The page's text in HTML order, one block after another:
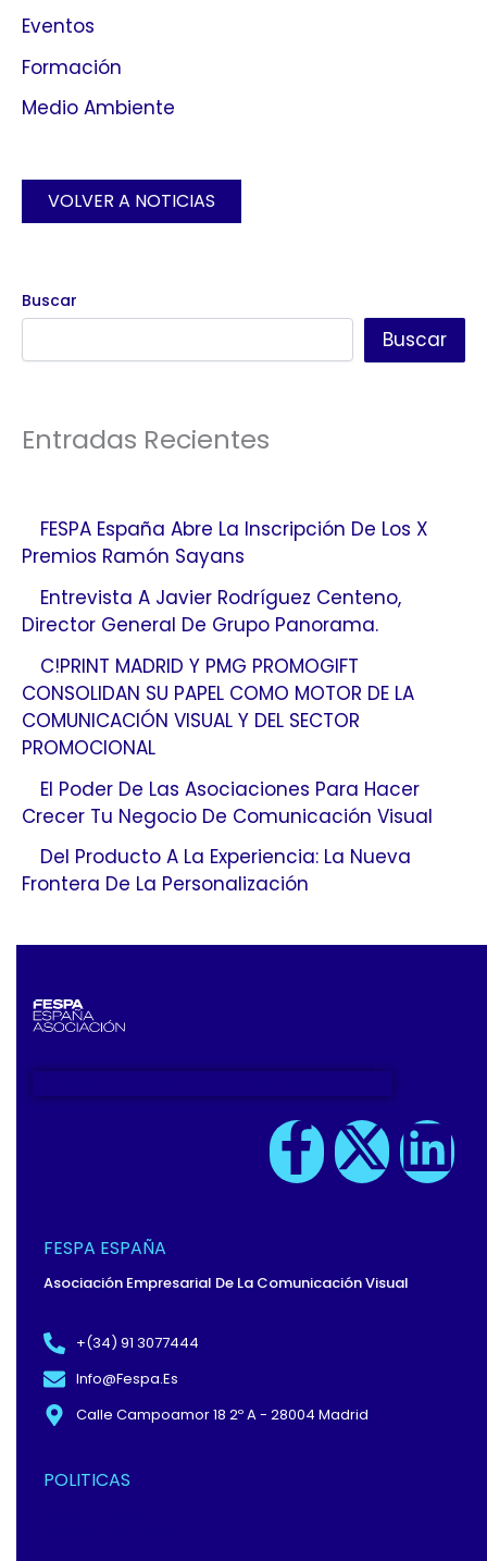
Eventos
Formación
Medio Ambiente
VOLVER A NOTICIAS
Buscar
Buscar
Entradas Recientes
FESPA España Abre La Inscripción De Los X
Premios Ramón Sayans
Entrevista A Javier Rodríguez Centeno,
Director General De Grupo Panorama.
C!PRINT MADRID Y PMG PROMOGIFT
CONSOLIDAN SU PAPEL COMO MOTOR DE LA
COMUNICACIÓN VISUAL Y DEL SECTOR
PROMOCIONAL
El Poder De Las Asociaciones Para Hacer
Crecer Tu Negocio De Comunicación Visual
Del Producto A La Experiencia: La Nueva
Frontera De La Personalización
F
A
E
O
X
-
T
W
T
L
I
K
FESPA ESPAÑA
Asociación Empresarial De La Comunicación Visual
+(34) 91 3077444
Info@fespa.es
Calle Campoamor 18 2º A - 28004 Madrid
POLITICAS